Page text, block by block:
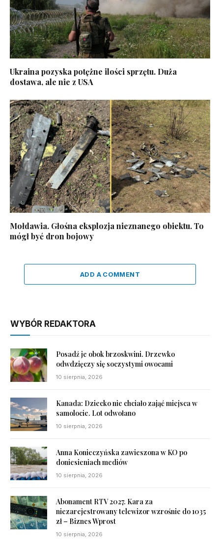
Ukraina pozyska potężne ilości sprzętu. Duża
dostawa, ale nie z USA
Mołdawia. Głośna eksplozja nieznanego obiektu. To
mógł być dron bojowy
ADD A COMMENT
WYBÓR REDAKTORA
Posadź je obok brzoskwini. Drzewko
odwdzięczy się soczystymi owocami
10 sierpnia, 2026
Kanada: Dziecko nie chciało zająć miejsca w
samolocie. Lot odwołano
10 sierpnia, 2026
Anna Konieczyńska zawieszona w KO po
doniesieniach mediów
10 sierpnia, 2026
Abonament RTV 2027. Kara za
niezarejestrowany telewizor wzrośnie do 1035
zł – Biznes Wprost
10 sierpnia, 2026